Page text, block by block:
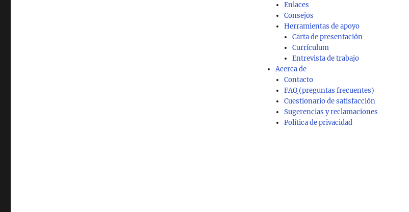
Enlaces
Consejos
Herramientas de apoyo
Carta de presentación
Currículum
Entrevista de trabajo
Acerca de
Contacto
FAQ (preguntas frecuentes)
Cuestionario de satisfacción
Sugerencias y reclamaciones
Política de privacidad